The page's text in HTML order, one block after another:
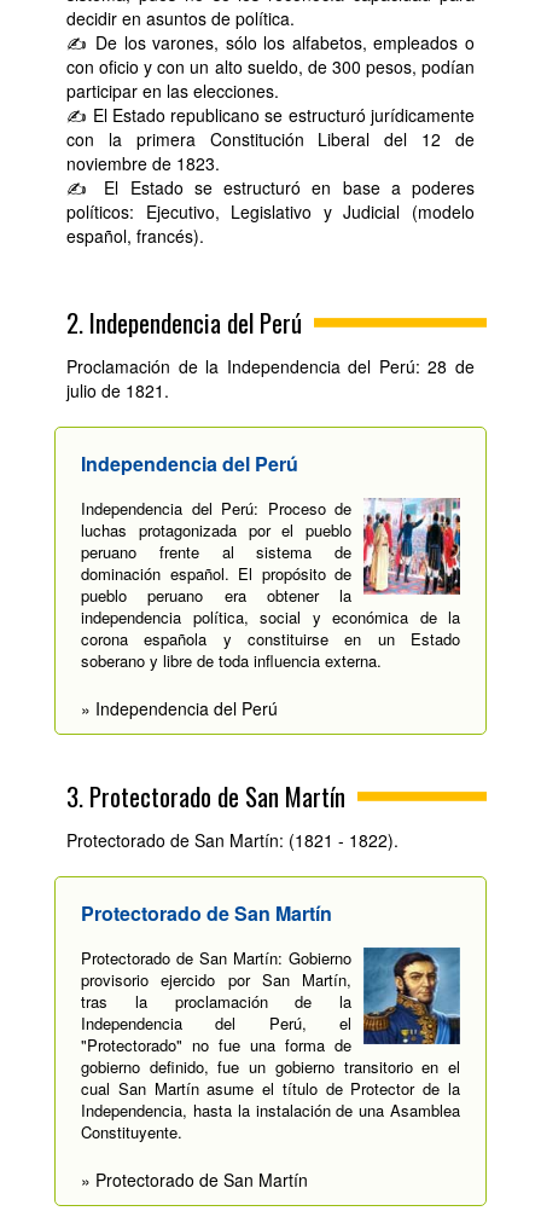
decidir en asuntos de política.
✍ De los varones, sólo los alfabetos, empleados o
con oficio y con un alto sueldo, de 300 pesos, podían
participar en las elecciones.
✍ El Estado republicano se estructuró jurídicamente
con la primera Constitución Liberal del 12 de
noviembre de 1823.
✍ El Estado se estructuró en base a poderes
políticos: Ejecutivo, Legislativo y Judicial (modelo
español, francés).
2. Independencia del Perú
Proclamación de la Independencia del Perú: 28 de
julio de 1821.
Independencia del Perú
Independencia del Perú: Proceso de
luchas protagonizada por el pueblo
peruano frente al sistema de
dominación español. El propósito de
pueblo peruano era obtener la
independencia política, social y económica de la
corona española y constituirse en un Estado
soberano y libre de toda influencia externa.
» Independencia del Perú
3. Protectorado de San Martín
Protectorado de San Martín: (1821 - 1822).
Protectorado de San Martín
Protectorado de San Martín: Gobierno
provisorio ejercido por San Martín,
tras la proclamación de la
Independencia del Perú, el
"Protectorado" no fue una forma de
gobierno definido, fue un gobierno transitorio en el
cual San Martín asume el título de Protector de la
Independencia, hasta la instalación de una Asamblea
Constituyente.
» Protectorado de San Martín